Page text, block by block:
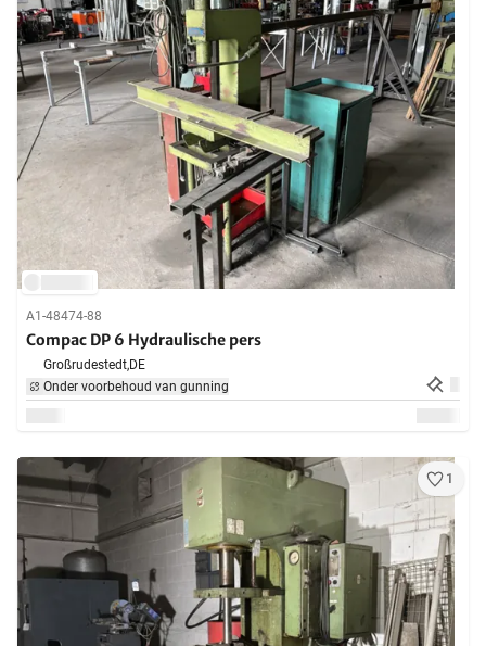
A1-48474-88
Compac DP 6 Hydraulische pers
Großrudestedt,DE
Onder voorbehoud van gunning
1